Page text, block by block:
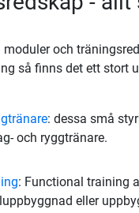
och
så finns det ett stort
: dessa små
och ryggtränare.
: Functional training
eller